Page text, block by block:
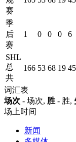
赛
季
后
赛
1 0 0 0 6
SHL
总
共
166 53 68 19
词汇表
场次 - 场次, 胜 - 胜,
场上时间
新闻